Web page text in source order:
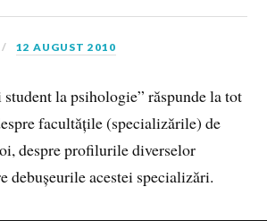
12 AUGUST 2010
la psihologie” răspunde la tot
facultățile (specializările) de
despre profilurile diverselor
debușeurile acestei specializări.